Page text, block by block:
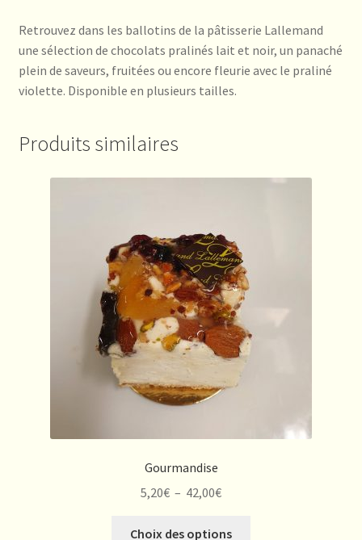
Retrouvez dans les ballotins de la pâtisserie Lallemand
une sélection de chocolats pralinés lait et noir, un panaché
plein de saveurs, fruitées ou encore fleurie avec le praliné
violette. Disponible en plusieurs tailles.
Produits similaires
Gourmandise
5,20€ – 42,00€Plage
prix :
Choix des options